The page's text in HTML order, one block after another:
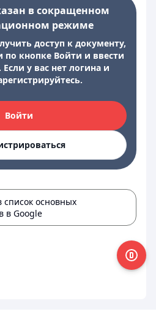
в сокращенном
режиме
доступ к документу,
по кнопке Войти и ввести
у вас нет логина и
Войти
список основных
в Google